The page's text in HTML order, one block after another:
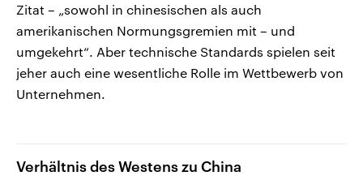
Zitat – „sowohl in chinesischen als auch
amerikanischen Normungsgremien mit – und
umgekehrt“. Aber technische Standards spielen seit
jeher auch eine wesentliche Rolle im Wettbewerb von
Unternehmen.
Verhältnis des Westens zu China